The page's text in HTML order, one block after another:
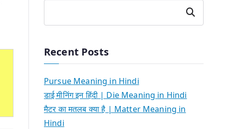
Search
Recent Posts
Pursue Meaning in Hindi
डाई मीनिंग इन हिंदी | Die Meaning in Hindi
मैटर का मतलब क्या है | Matter Meaning in
Hindi